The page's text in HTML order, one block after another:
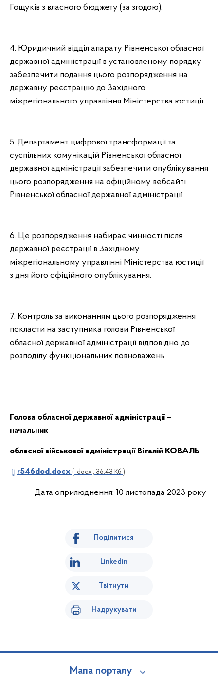
Гощуків з власного бюджету (за згодою).
4. Юридичний відділ апарату Рівненської обласної
державної адміністрації в установленому порядку
забезпечити подання цього розпорядження на
державну реєстрацію до Західного
міжрегіонального управління Міністерства юстиції.
5. Департамент цифрової трансформації та
суспільних комунікацій Рівненської обласної
державної адміністрації забезпечити опублікування
цього розпорядження на офіційному вебсайті
Рівненської обласної державної адміністрації.
6. Це розпорядження набирає чинності після
державної реєстрації в Західному
міжрегіональному управлінні Міністерства юстиції
з дня його офіційного опублікування.
7. Контроль за виконанням цього розпорядження
покласти на заступника голови Рівненської
обласної державної адміністрації відповідно до
розподілу функціональних повноважень.
Голова обласної державної адміністрації –
начальник
обласної військової адміністрації Віталій КОВАЛЬ
r546dod.docx ( .docx , 36.43 Кб )
Дата оприлюднення: 10 листопада 2023 року
Поділитися
Linkedin
Твітнути
Надрукувати
Мапа порталу